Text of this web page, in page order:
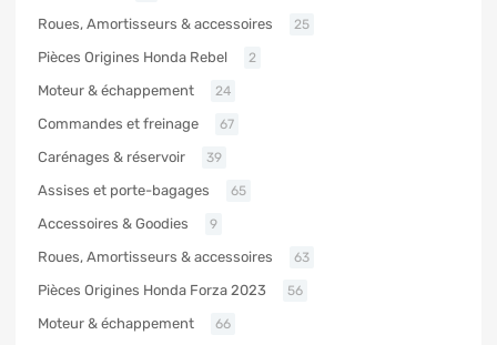
Roues, Amortisseurs & accessoires 25
Pièces Origines Honda Rebel 2
Moteur & échappement 24
Commandes et freinage 67
Carénages & réservoir 39
Assises et porte-bagages 65
Accessoires & Goodies 9
Roues, Amortisseurs & accessoires 63
Pièces Origines Honda Forza 2023 56
Moteur & échappement 66